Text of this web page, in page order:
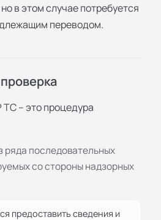
в этом случае потребуется
переводом.
– это процедура
ряда последовательных
со стороны надзорных
предоставить сведения и